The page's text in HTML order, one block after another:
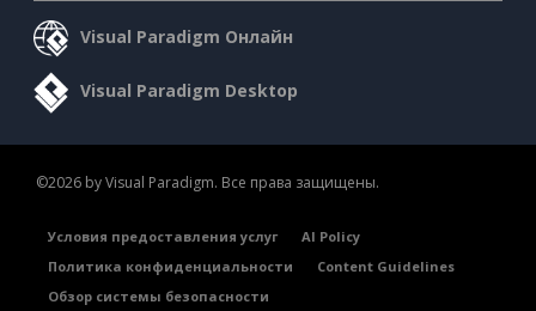
Visual Paradigm Онлайн
Visual Paradigm Desktop
©2026 by Visual Paradigm. Все права защищены.
Условия предоставления услуг
AI Policy
Политика конфиденциальности
Content Guidelines
Обзор системы безопасности